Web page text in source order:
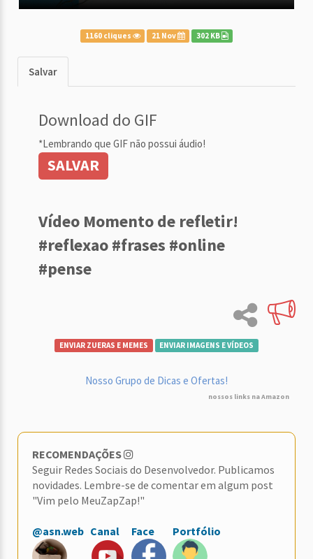
1160 cliques 21 Nov 302 KB
Salvar
Download do GIF
*Lembrando que GIF não possui áudio!
SALVAR
Vídeo Momento de refletir!
#reflexao #frases #online
#pense
ENVIAR ZUERAS E MEMES ENVIAR IMAGENS E VÍDEOS
Nosso Grupo de Dicas e Ofertas!
nossos links na Amazon
RECOMENDAÇÕES
Seguir Redes Sociais do Desenvolvedor. Publicamos
novidades. Lembre-se de comentar em algum post
"Vim pelo MeuZapZap!"
@asn.web Canal Face Portfólio